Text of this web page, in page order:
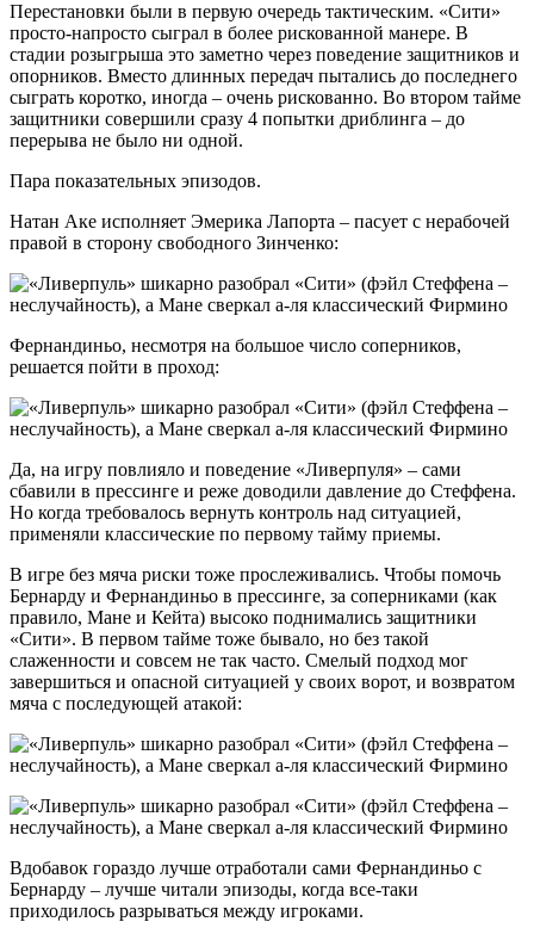
Перестановки были в первую очередь тактическим. «Сити»
просто-напросто сыграл в более рискованной манере. В
стадии розыгрыша это заметно через поведение защитников и
опорников. Вместо длинных передач пытались до последнего
сыграть коротко, иногда – очень рискованно. Во втором тайме
защитники совершили сразу 4 попытки дриблинга – до
перерыва не было ни одной.
Пара показательных эпизодов.
Натан Аке исполняет Эмерика Лапорта – пасует с нерабочей
правой в сторону свободного Зинченко:
Фернандиньо, несмотря на большое число соперников,
решается пойти в проход:
Да, на игру повлияло и поведение «Ливерпуля» – сами
сбавили в прессинге и реже доводили давление до Стеффена.
Но когда требовалось вернуть контроль над ситуацией,
применяли классические по первому тайму приемы.
В игре без мяча риски тоже прослеживались. Чтобы помочь
Бернарду и Фернандиньо в прессинге, за соперниками (как
правило, Мане и Кейта) высоко поднимались защитники
«Сити». В первом тайме тоже бывало, но без такой
слаженности и совсем не так часто. Смелый подход мог
завершиться и опасной ситуацией у своих ворот, и возвратом
мяча с последующей атакой:
Вдобавок гораздо лучше отработали сами Фернандиньо с
Бернарду – лучше читали эпизоды, когда все-таки
приходилось разрываться между игроками.